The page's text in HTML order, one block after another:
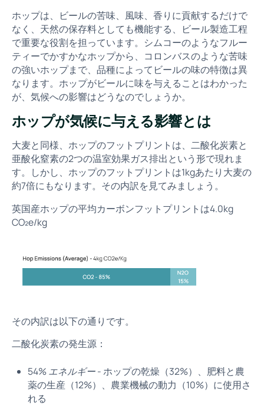
ホップは、ビールの苦味、風味、香りに貢献するだけで
なく、天然の保存料としても機能する、ビール製造工程
で重要な役割を担っています。シムコーのようなフルー
ティーでかすかなホップから、コロンバスのような苦味
の強いホップまで、品種によってビールの味の特徴は異
なります。ホップがビールに味を与えることはわかった
が、気候への影響はどうなのでしょうか。
ホップが気候に与える影響とは
大麦と同様、ホップのフットプリントは、二酸化炭素と
亜酸化窒素の2つの温室効果ガス排出という形で現れま
す。しかし、ホップのフットプリントは1kgあたり大麦の
約7倍にもなります。その内訳を見てみましょう。
英国産ホップの平均カーボンフットプリントは4.0kg
CO₂e/kg
その内訳は以下の通りです。
二酸化炭素の発生源：
54%エネルギー- ホップの乾燥（32%）、肥料と農
薬の生産（12%）、農業機械の動力（10%）に使用さ
れる